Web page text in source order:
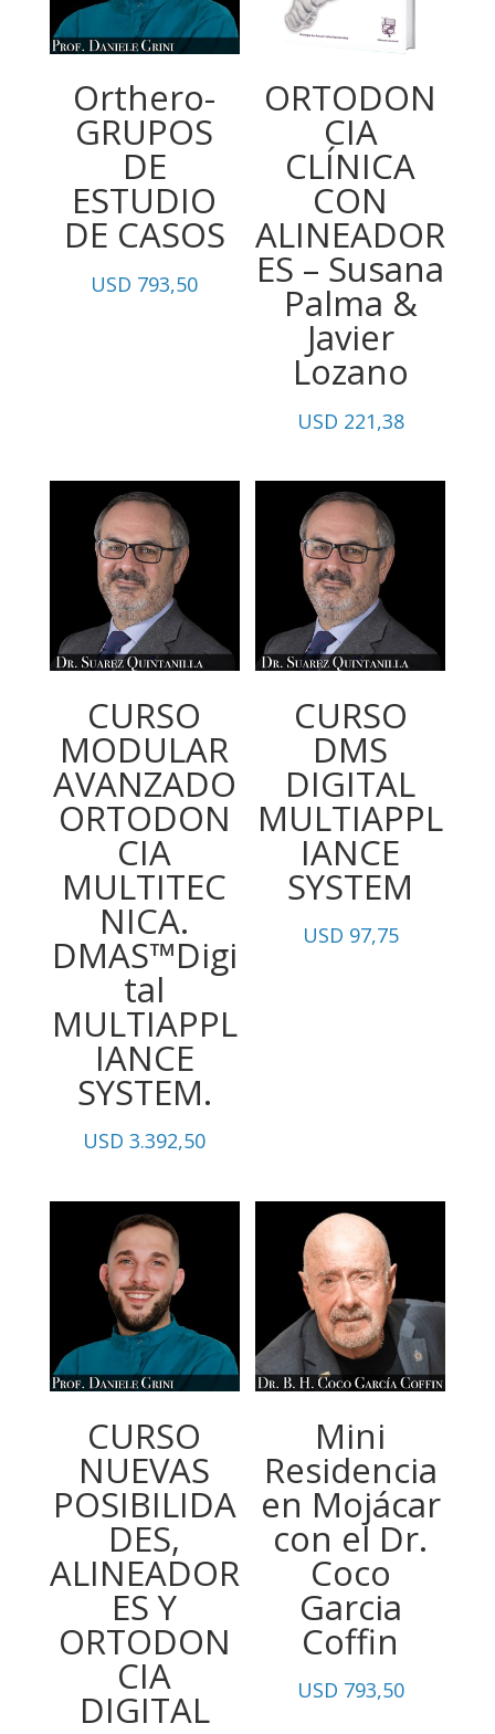
Orthero-
GRUPOS
DE
ESTUDIO
DE CASOS
USD 793,50
ORTODON
CIA
CLÍNICA
CON
ALINEADOR
ES – Susana
Palma &
Javier
Lozano
USD 221,38
CURSO
MODULAR
AVANZADO
ORTODON
CIA
MULTITEC
NICA.
DMAS™️Digi
tal
MULTIAPPL
IANCE
SYSTEM.
USD3.392,50
CURSO
DMS
DIGITAL
MULTIAPPL
IANCE
SYSTEM
USD 97,75
CURSO
NUEVAS
POSIBILIDA
DES,
ALINEADOR
ES Y
ORTODON
CIA
DIGITAL
Mini
Residencia
en Mojácar
con el Dr.
Coco
Garcia
Coffin
USD 793,50